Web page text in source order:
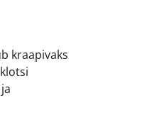
kraapivaks